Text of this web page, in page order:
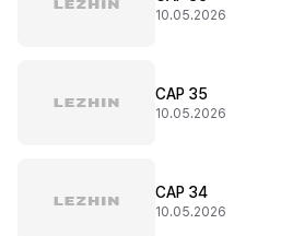
10.05.2026
CAP 35
10.05.2026
CAP 34
10.05.2026